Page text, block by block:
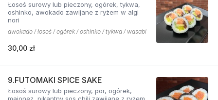
Łosoś surowy lub pieczony, ogórek, tykwa,
oshinko, awokado zawijane z ryżem w algi
nori
awokado / łosoś / ogórek / oshinko / tykwa / wasabi
30,00 zł
9.FUTOMAKI SPICE SAKE
Łosoś surowy lub pieczony, por, ogórek,